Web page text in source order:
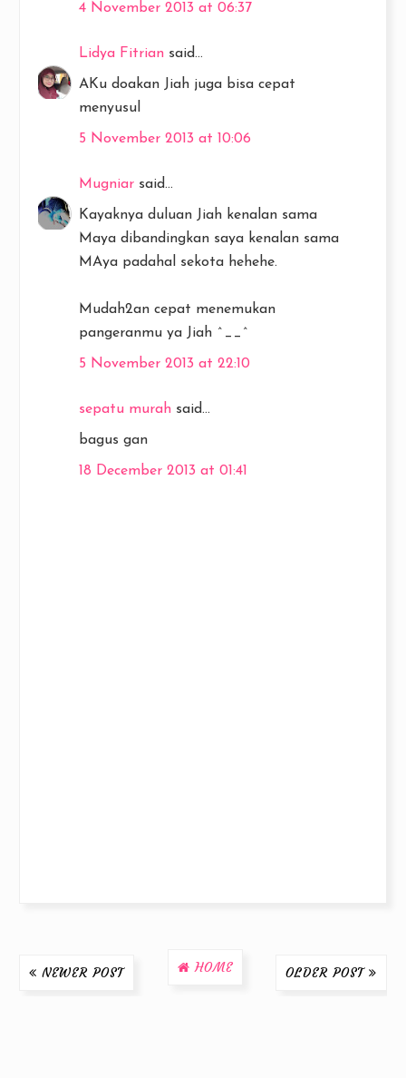
4 November 2013 at 06:37
Lidya Fitrian said...
AKu doakan Jiah juga bisa cepat
menyusul
5 November 2013 at 10:06
Mugniar said...
Kayaknya duluan Jiah kenalan sama
Maya dibandingkan saya kenalan sama
MAya padahal sekota hehehe.
Mudah2an cepat menemukan
pangeranmu ya Jiah ^__^
5 November 2013 at 22:10
sepatu murah said...
bagus gan
18 December 2013 at 01:41
NEWER POST OLDER POST
HOME